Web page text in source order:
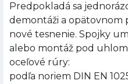
Predpokladá sa
demontáži a
nové tesnenie. Spojky
alebo montáž pod
oceľové rúry:
podľa noriem DIN EN